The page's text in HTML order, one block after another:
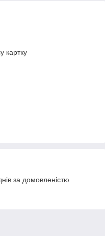
картку
за домовленістю